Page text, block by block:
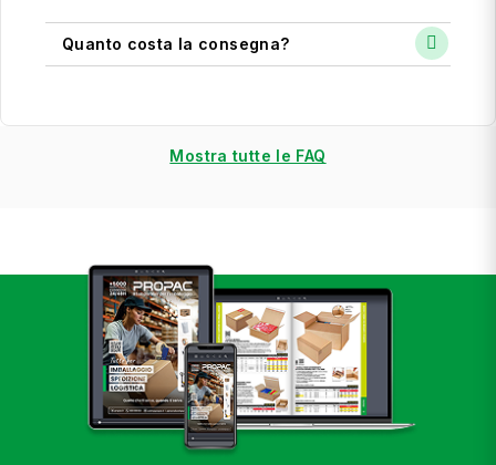
Quanto costa la consegna?
Mostra tutte le FAQ